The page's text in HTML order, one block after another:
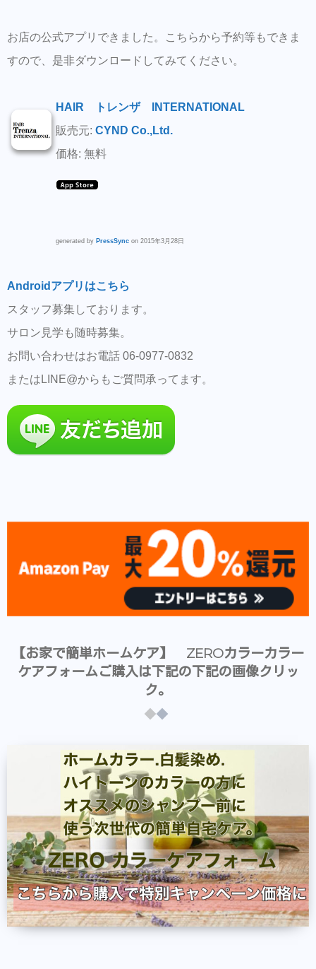
お店の公式アプリできました。こちらから予約等もできま
すので、是非ダウンロードしてみてください。
HAIR トレンザ INTERNATIONAL
販売元: CYND Co.,Ltd.
価格: 無料
generated by PressSync on 2015年3月28日
Androidアプリはこちら
スタッフ募集しております。
サロン見学も随時募集。
お問い合わせはお電話 06-0977-0832
またはLINE@からもご質問承ってます。
【お家で簡単ホームケア】 ZEROカラーカラー
ケアフォームご購入は下記の下記の画像クリッ
ク。